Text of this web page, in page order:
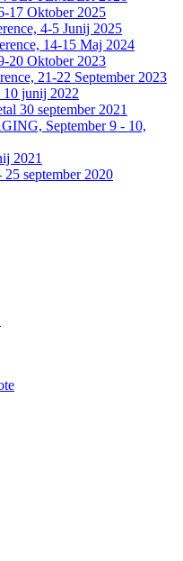
17 Oktober 2025
4-5 Junij 2025
14-15 Maj 2024
20 Oktober 2023
21-22 September 2023
10 junij 2022
30 september 2021
September 9 - 10,
2021
september 2020